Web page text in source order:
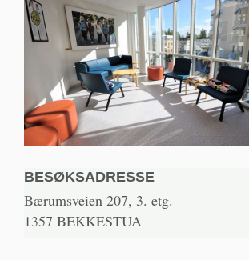
BESØKSADRESSE
Bærumsveien 207, 3. etg.
1357 BEKKESTUA